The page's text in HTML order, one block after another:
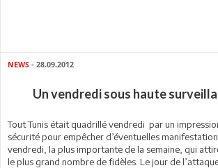
NEWS - 28.09.2012
Un vendredi sous haute
Tout Tunis était quadrillé vendredi par un
sécurité pour empêcher d’éventuelles
vendredi, la plus importante de la semaine, qui
le plus grand nombre de fidèles. Le jour de